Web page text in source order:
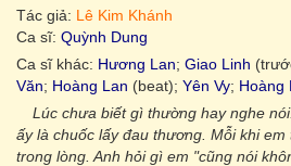
Tác giả: Lê Kim Khánh
Ca sĩ: Quỳnh Dung
Ca sĩ khác: Hương Lan; Giao Linh
Văn; Hoàng Lan (beat); Yên Vy; Hoàng
Lúc chưa biết gì thường hay nghe
ấy là chuốc lấy đau thương. Mỗi khi
trong lòng. Anh hỏi gì em "cũng nói